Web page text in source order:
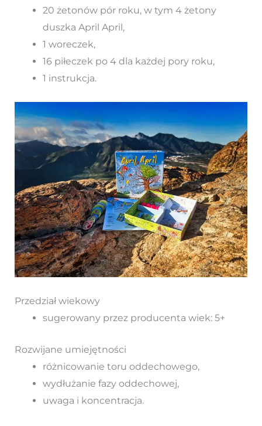
20 żetonów pór roku, w tym 4 żetony
duszka April April,
1 woreczek,
16 piłeczek po 4 dla każdej pory roku,
1 instrukcja.
Przedział wiekowy
sugerowany przez producenta wiek: 5+
Rozwijane umiejętności
różnicowanie toru oddechowego,
wydłużanie fazy oddechowej,
uwaga i koncentracja.